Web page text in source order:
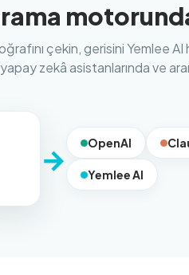
çekin, gerisini Yemlee
yapay zekâ asistanlarında ve
→ OpenAI
Yemlee AI